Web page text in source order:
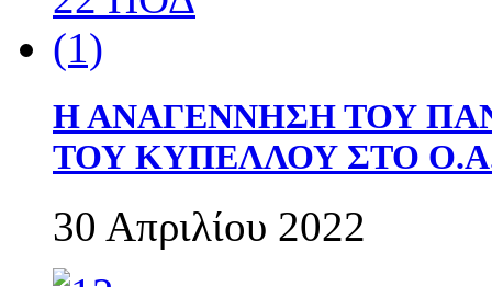
Η ΑΝΑΓΕΝΝΗΣΗ ΤΟΥ
ΤΟΥ ΚΥΠΕΛΛΟΥ ΣΤΟ
30 Απριλίου 2022